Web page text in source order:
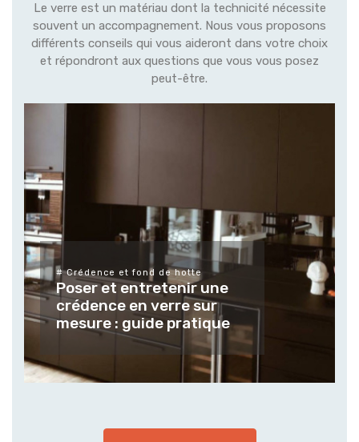
Le verre est un matériau dont la technicité nécessite
souvent un accompagnement. Nous vous proposons
différents conseils qui vous aideront dans votre choix
et répondront aux questions que vous vous posez
peut-être.
hotte
une
sur
# Différents types de
Tendances et
verres et vitrages
mesure pour les
extérieur